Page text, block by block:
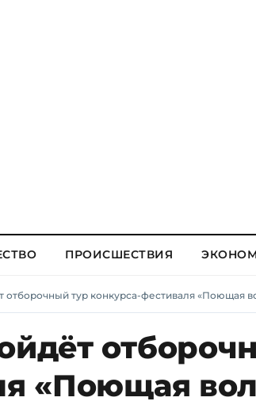
ПРОИСШЕСТВИЯ
тур конкурса-фестиваля «Поющая
«Поющая